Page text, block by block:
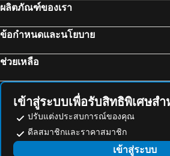
ผลิตภัณฑ์ของเรา
ข้อกำหนดและนโยบาย
ช่วยเหลือ
เข้าสู่ระบบเพื่อรับสิทธิพิเศษส
ปรับแต่งประสบการณ์ของคุณ
ดีลสมาชิกและราคาสมาชิก
เข้าสู่ระบบ